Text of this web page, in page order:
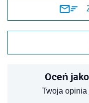
Oceń
Twoja opinia